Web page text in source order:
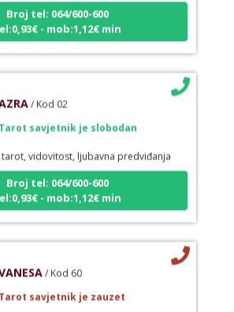
Broj tel: 064/600-600
- mob:1,12€ min
AZRA / Kod 02
Tarot savjetnik je slobodan
vidovitost, ljubavna predviđanja
Broj tel: 064/600-600
- mob:1,12€ min
/ Kod 60
Tarot savjetnik je zauzet